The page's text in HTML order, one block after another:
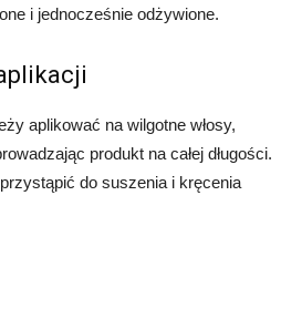
i jednocześnie odżywione.
aplikować na wilgotne włosy,
produkt na całej długości.
do suszenia i kręcenia